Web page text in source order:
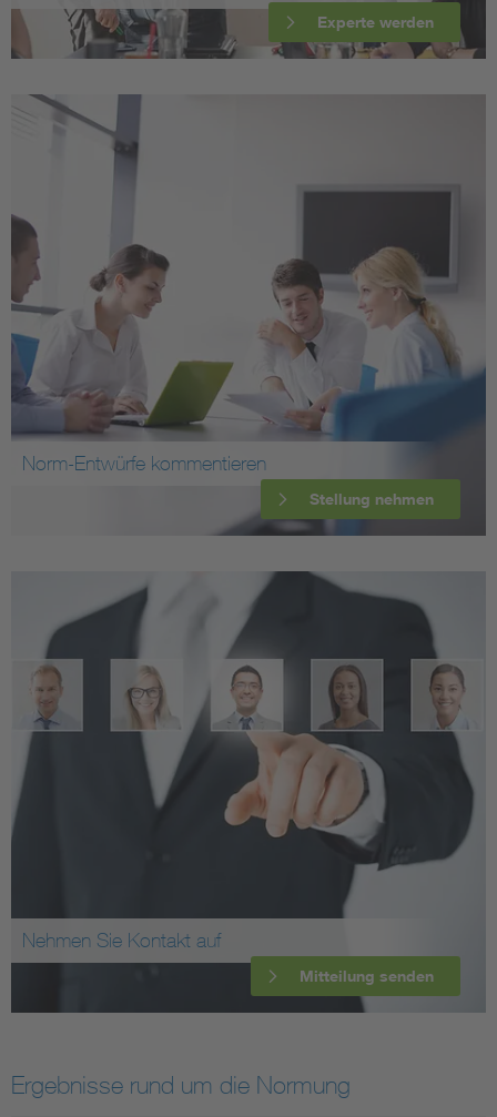
Experte werden
Norm-Entwürfe kommentieren
Stellung nehmen
Nehmen Sie Kontakt auf
Mitteilung senden
Ergebnisse rund um die Normung